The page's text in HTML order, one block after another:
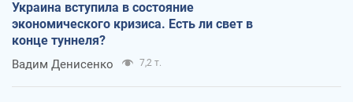
Украина вступила в состояние
экономического кризиса. Есть ли свет в
конце туннеля?
Вадим Денисенко 7,2 т.